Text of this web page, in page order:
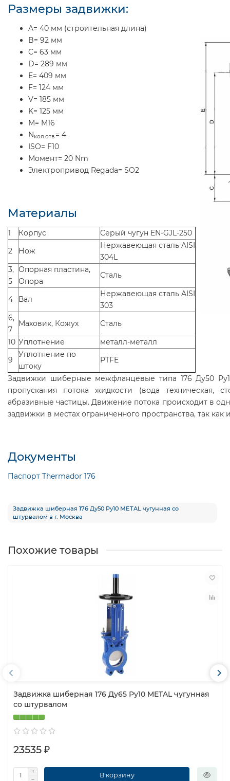
Размеры задвижки:
A= 40 мм (строительная длина)
B= 92 мм
C= 63 мм
D= 289 мм
E= 409 мм
F= 124 мм
V= 185 мм
K= 125 мм
M= M16
Nкол.отв.= 4
ISO= F10
Момент= 20 Nm
Электропривод Regada= SO2
Материалы
1 Корпус
Cерый чугун EN-GJL-250
2
Нож
Нержавеющая сталь AISI
304L
3,
5
Опорная пластина,
Опора
Сталь
4 Вал
Нержавеющая сталь AISI
303
6,
7
Маховик, Кожух
Сталь
10 Уплотнение
металл-металл
9
Уплотнение по
штоку
PTFE
Задвижки шиберные межфланцевые типа 176 Ду50
пропускания потока жидкости (вода техническая,
абразивные частицы. Движение потока происходит в
задвижки в местах ограниченного пространства, так
Документы
Паспорт Thermador 176
Задвижка шиберная 176 Ду50 Ру10 METAL чугунная со
штурвалом в г. Москва
Похожие товары
Задвижка шиберная 176 Ду65 Ру10 METAL чугунная
со штурвалом
23535 ₽
В корзину